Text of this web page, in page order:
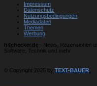
Impressum
Datenschutz
Nutzungsbedingungen
Mediadaten
Themen
Werbung
hitchecker.de - News, Rezensionen
Software, Technik und mehr
© Copyright 2025 by TEXT-BAUER